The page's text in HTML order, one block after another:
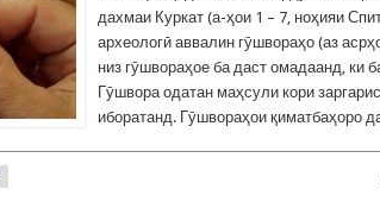
дахмаи Куркат (а-ҳои 1 – 7, ноҳияи
археологӣ аввалин гӯшвораҳо (аз
низ гӯшвораҳое ба даст омадаанд, ки
Гӯшвора одатан маҳсули кори
иборатанд. Гӯшвораҳои қиматбаҳоро